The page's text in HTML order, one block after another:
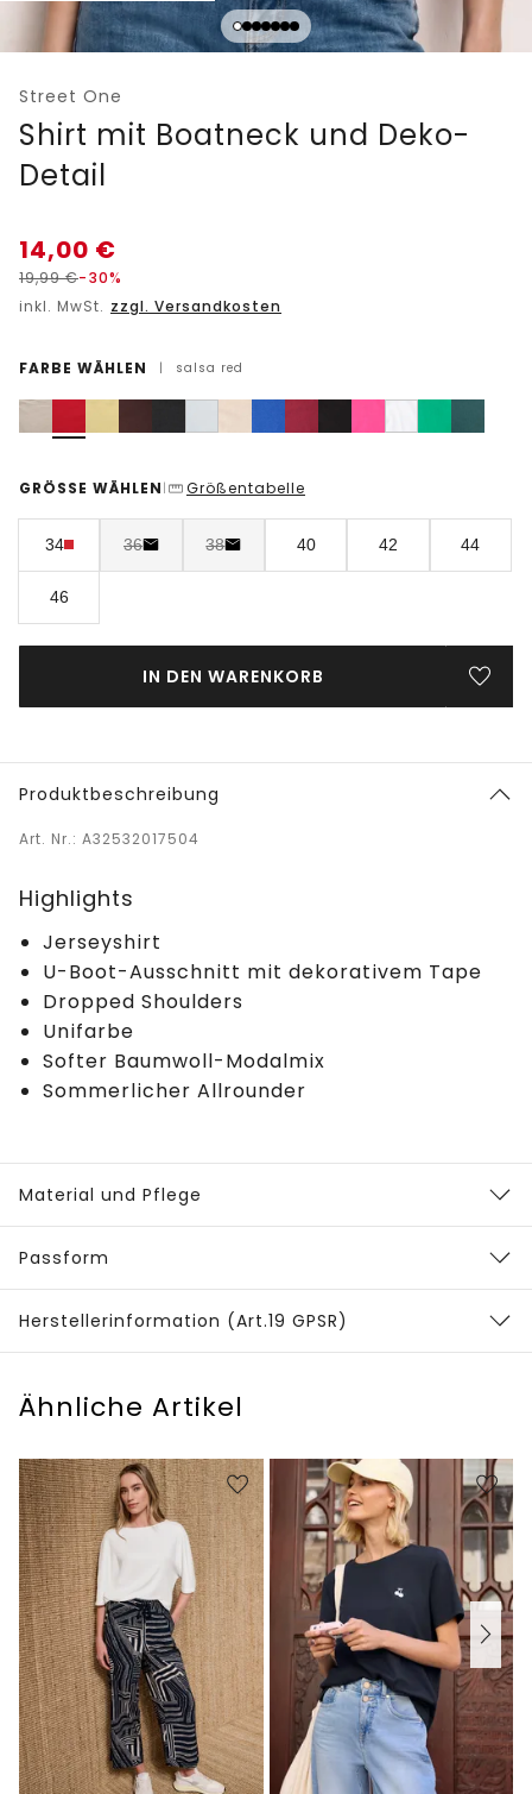
Street One
Shirt mit Boatneck und Deko-
Detail
14,00 €
19,99€-30%
inkl. MwSt. zzgl. Versandkosten
FARBE WÄHLEN | salsa red
GRÖSSE WÄHLEN | Größentabelle
34 36 38 40 42 44
46
IN DEN WARENKORB
Produktbeschreibung
Art. Nr.: A32532017504
Highlights
Jerseyshirt
U-Boot-Ausschnitt mit dekorativem Tape
Dropped Shoulders
Unifarbe
Softer Baumwoll-Modalmix
Sommerlicher Allrounder
Material und Pflege
Passform
Herstellerinformation (Art.19 GPSR)
Ähnliche Artikel